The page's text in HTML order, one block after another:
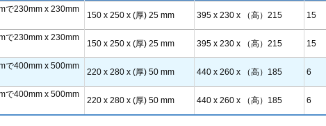
で230mm x 230mm
150 x 250 x (厚) 25 mm 395 x 230 x （高）215 15
で230mm x 230mm
150 x 250 x (厚) 25 mm 395 x 230 x （高）215 15
で400mm x 500mm
220 x 280 x (厚) 50 mm 440 x 260 x （高）185 6
で400mm x 500mm
220 x 280 x (厚) 50 mm 440 x 260 x （高）185 6